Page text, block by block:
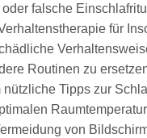
falsche
für
Routinen zu
Tipps zur
von